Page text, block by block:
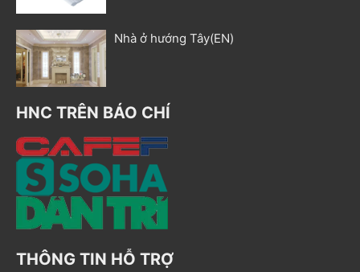
Nhà ở hướng Tây(EN)
HNC TRÊN BÁO CHÍ
THÔNG TIN HỖ TRỢ